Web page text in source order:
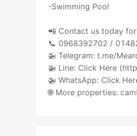
-Swimming Pool
📲 Contact us today
📞 0968392702 /
🚁 Telegram: t.me/
🚁 Line: Click Here
🚁 WhatsApp: Click
🌐 More properties: